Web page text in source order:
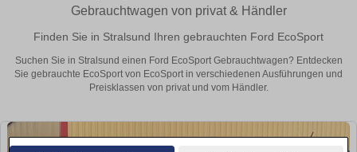
Gebrauchtwagen von privat & Händler
Finden Sie in Stralsund Ihren gebrauchten Ford EcoSport
Suchen Sie in Stralsund einen Ford EcoSport Gebrauchtwagen? Entdecken
Sie gebrauchte EcoSport von EcoSport in verschiedenen Ausführungen und
Preisklassen von privat und vom Händler.